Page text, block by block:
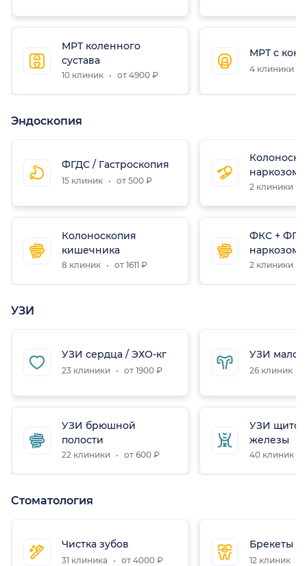
МРТ коленного
сустава
10 клиник от 4900 ₽
МРТ с
4 клиники
Эндоскопия
ФГДС / Гастроскопия
15 клиник от 500 ₽
Колоноскопия
кишечника
8 клиник от 1611 ₽
наркозом
2 клиники
ФКС +
наркозом
2 клиники
УЗИ
УЗИ сердца / ЭХО-кг
23 клиники от 1900 ₽
УЗИ брюшной
полости
22 клиники от 600 ₽
УЗИ
26 клиник
УЗИ
железы
40 клиник
Стоматология
Чистка зубов
31 клиника от 4000 ₽
Брекеты
12 клиник